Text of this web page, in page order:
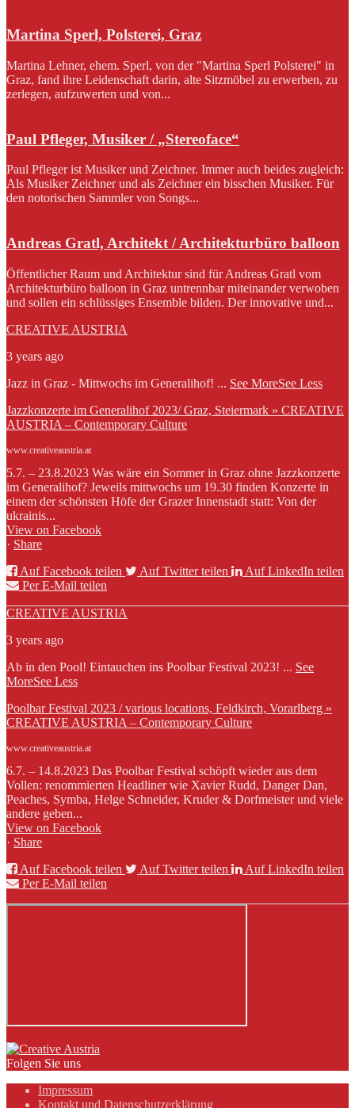
Martina Sperl, Polsterei, Graz
Martina Lehner, ehem. Sperl, von der "Martina Sperl Polsterei" in
Graz, fand ihre Leidenschaft darin, alte Sitzmöbel zu erwerben, zu
zerlegen, aufzuwerten und von...
Paul Pfleger, Musiker / „Stereoface“
Paul Pfleger ist Musiker und Zeichner. Immer auch beides zugleich:
Als Musiker Zeichner und als Zeichner ein bisschen Musiker. Für
den notorischen Sammler von Songs...
Andreas Gratl, Architekt / Architekturbüro balloon
Öffentlicher Raum und Architektur sind für Andreas Gratl vom
Architekturbüro balloon in Graz untrennbar miteinander verwoben
und sollen ein schlüssiges Ensemble bilden. Der innovative und...
CREATIVE AUSTRIA
3 years ago
Jazz in Graz - Mittwochs im Generalihof! ... See MoreSee Less
Jazzkonzerte im Generalihof 2023/ Graz, Steiermark » CREATIVE
AUSTRIA – Contemporary Culture
www.creativeaustria.at
5.7. – 23.8.2023 Was wäre ein Sommer in Graz ohne Jazzkonzerte
im Generalihof? Jeweils mittwochs um 19.30 finden Konzerte in
einem der schönsten Höfe der Grazer Innenstadt statt: Von der
ukrainis...
View on Facebook
· Share
Auf Facebook teilen
Auf Twitter teilen
Auf LinkedIn teilen
Per E-Mail teilen
CREATIVE AUSTRIA
3 years ago
Ab in den Pool! Eintauchen ins Poolbar Festival 2023! ... See
MoreSee Less
Poolbar Festival 2023 / various locations, Feldkirch, Vorarlberg »
CREATIVE AUSTRIA – Contemporary Culture
www.creativeaustria.at
6.7. – 14.8.2023 Das Poolbar Festival schöpft wieder aus dem
Vollen: renommierten Headliner wie Xavier Rudd, Danger Dan,
Peaches, Symba, Helge Schneider, Kruder & Dorfmeister und viele
andere geben...
View on Facebook
· Share
Auf Facebook teilen
Auf Twitter teilen
Auf LinkedIn teilen
Per E-Mail teilen
Folgen Sie uns
Impressum
Kontakt und Datenschutzerklärung